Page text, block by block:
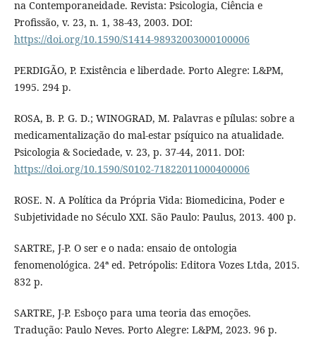
na Contemporaneidade. Revista: Psicologia, Ciência e
Profissão, v. 23, n. 1, 38-43, 2003. DOI:
https://doi.org/10.1590/S1414-98932003000100006
PERDIGÃO, P. Existência e liberdade. Porto Alegre: L&PM,
1995. 294 p.
ROSA, B. P. G. D.; WINOGRAD, M. Palavras e pílulas: sobre a
medicamentalização do mal-estar psíquico na atualidade.
Psicologia & Sociedade, v. 23, p. 37-44, 2011. DOI:
https://doi.org/10.1590/S0102-71822011000400006
ROSE. N. A Política da Própria Vida: Biomedicina, Poder e
Subjetividade no Século XXI. São Paulo: Paulus, 2013. 400 p.
SARTRE, J-P. O ser e o nada: ensaio de ontologia
fenomenológica. 24ª ed. Petrópolis: Editora Vozes Ltda, 2015.
832 p.
SARTRE, J-P. Esboço para uma teoria das emoções.
Tradução: Paulo Neves. Porto Alegre: L&PM, 2023. 96 p.